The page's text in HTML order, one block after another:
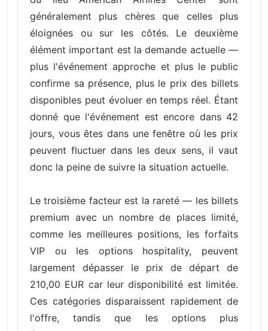
généralement plus chères que celles plus
éloignées ou sur les côtés. Le deuxième
élément important est la demande actuelle —
plus l'événement approche et plus le public
confirme sa présence, plus le prix des billets
disponibles peut évoluer en temps réel. Étant
donné que l'événement est encore dans 42
jours, vous êtes dans une fenêtre où les prix
peuvent fluctuer dans les deux sens, il vaut
donc la peine de suivre la situation actuelle.
Le troisième facteur est la rareté — les billets
premium avec un nombre de places limité,
comme les meilleures positions, les forfaits
VIP ou les options hospitality, peuvent
largement dépasser le prix de départ de
210,00 EUR car leur disponibilité est limitée.
Ces catégories disparaissent rapidement de
l'offre, tandis que les options plus